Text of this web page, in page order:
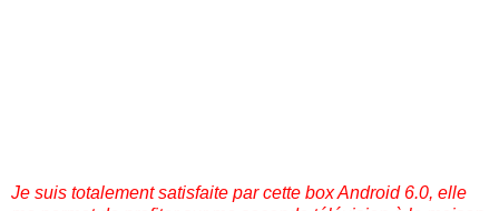
Je suis totalement satisfaite par cette box Android 6.0, elle